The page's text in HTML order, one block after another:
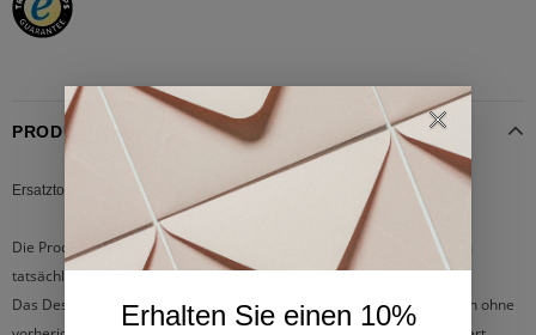
PRODUKTINFORMATIONEN
Ersatztopf für CRP-DHSR0609F
Die Produktbilder dienen nur zur Veranschaulichung und können vom
tatsächlichen Produkt abweichen.
Das Design, die Farbe und die Spezifikationen dieses Produkts können ohne
Erhalten Sie einen 10%